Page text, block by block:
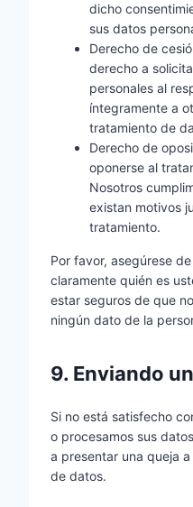
dicho
sus datos
Derecho de
derecho a
personales al
íntegramente a
tratamiento de
Derecho de
oponerse al
Nosotros
existan motivos
tratamiento.
Por favor, asegúrese
claramente quién es
estar seguros de que
ningún dato de la
9. Enviando
Si no está satisfecho
o procesamos sus
a presentar una queja
de datos.